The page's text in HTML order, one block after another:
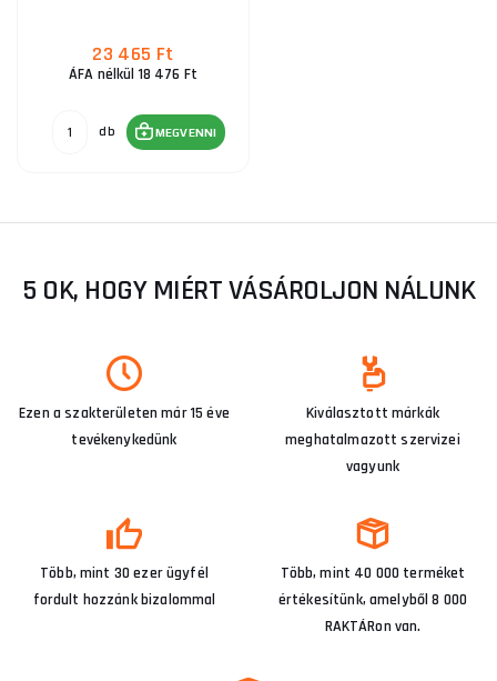
23 465 Ft
ÁFA nélkül 18 476 Ft
db MEGVENNI
5 OK, HOGY MIÉRT VÁSÁROLJON NÁLUNK
Ezen a szakterületen már 15 éve
tevékenykedünk
Kiválasztott márkák
meghatalmazott szervizei
vagyunk
Több, mint 30 ezer ügyfél
fordult hozzánk bizalommal
Több, mint 40 000 terméket
értékesítünk, amelyből 8 000
RAKTÁRon van.